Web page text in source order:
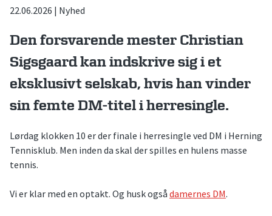
22.06.2026 | Nyhed
Den forsvarende mester Christian
Sigsgaard kan indskrive sig i et
eksklusivt selskab, hvis han vinder
sin femte DM-titel i herresingle.
Lørdag klokken 10 er der finale i herresingle ved DM i Herning
Tennisklub. Men inden da skal der spilles en hulens masse
tennis.
Vi er klar med en optakt. Og husk også damernes DM.